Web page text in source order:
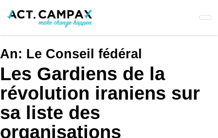
An: Le Conseil fédéral
Les Gardiens de la
révolution iraniens sur
sa liste des
organisations